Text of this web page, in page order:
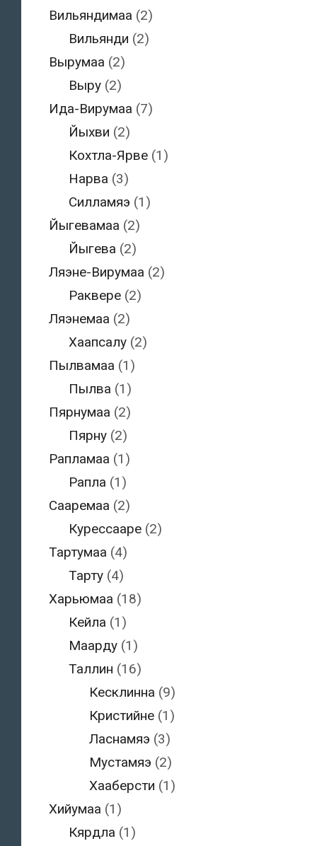
Вильяндимаа (2)
Вильянди (2)
Вырумаа (2)
Выру (2)
Ида-Вирумаа (7)
Йыхви (2)
Кохтла-Ярве (1)
Нарва (3)
Силламяэ (1)
Йыгевамаа (2)
Йыгева (2)
Ляэне-Вирумаа (2)
Раквере (2)
Ляэнемаа (2)
Хаапсалу (2)
Пылвамаа (1)
Пылва (1)
Пярнумаа (2)
Пярну (2)
Рапламаа (1)
Рапла (1)
Сааремаа (2)
Курессааре (2)
Тартумаа (4)
Тарту (4)
Харьюмаа (18)
Кейла (1)
Маарду (1)
Таллин (16)
Кесклинна (9)
Кристийне(1)
Ласнамяэ (3)
Мустамяэ (2)
Хааберсти (1)
Хийумаа (1)
Кярдла (1)